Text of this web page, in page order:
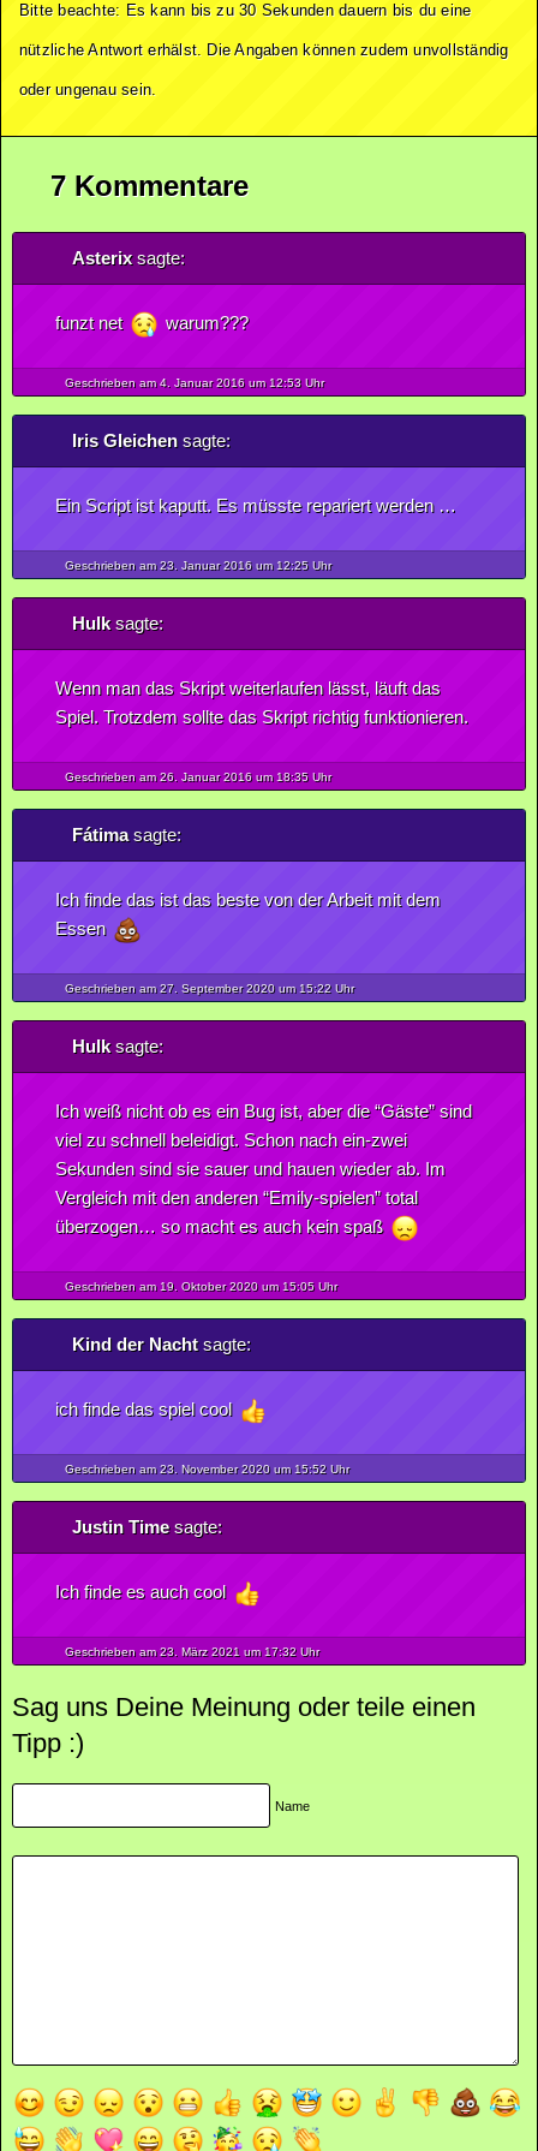
Bitte beachte: Es kann bis zu 30 Sekunden dauern bis du eine
nützliche Antwort erhälst. Die Angaben können zudem unvollständig
oder ungenau sein.
7 Kommentare
Asterixsagte:
funzt net warum???
Geschrieben am 4. Januar2016um 12:53 Uhr
Iris Gleichensagte:
Ein Script ist kaputt. Es müsste repariert werden …
Geschrieben am 23. Januar2016um 12:25 Uhr
Hulksagte:
Wenn man das Skript weiterlaufen lässt, läuft das
Spiel. Trotzdem sollte das Skript richtig funktionieren.
Geschrieben am 26. Januar2016um 18:35 Uhr
Fátimasagte:
Ich finde das ist das beste von der Arbeit mit dem
Essen
Geschrieben am 27. September2020um 15:22 Uhr
Hulksagte:
Ich weiß nicht ob es ein Bug ist, aber die “Gäste” sind
viel zu schnell beleidigt. Schon nach ein-zwei
Sekunden sind sie sauer und hauen wieder ab. Im
Vergleich mit den anderen “Emily-spielen” total
überzogen… so macht es auch kein spaß
Geschrieben am 19. Oktober2020um 15:05 Uhr
Kind der Nachtsagte:
ich finde das spiel cool
Geschrieben am 23. November2020um 15:52 Uhr
Justin Timesagte:
Ich finde es auch cool
Geschrieben am 23. März2021 um 17:32 Uhr
Sag uns Deine Meinung oder teile einen
Tipp :)
Name